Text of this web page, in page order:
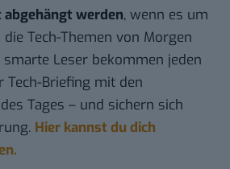
werden, wenn es um
die Tech-Themen von Morgen
smarte Leser bekommen jeden
Tech-Briefing mit den
Tages – und sichern sich
Hier kannst du dich